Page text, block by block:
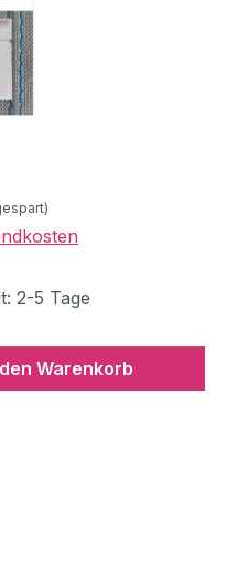
2-5 Tage
Warenkorb